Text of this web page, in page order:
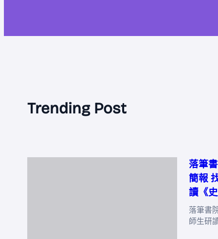
Trending Post
落筆
簡報
讀《史
落筆書
師生研